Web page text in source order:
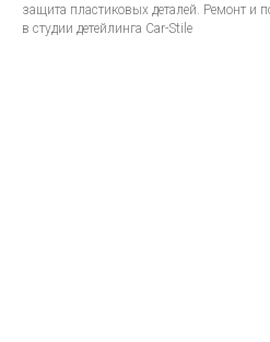
защита пластиковых деталей. Ремонт и
в студии детейлинга Car-Stile